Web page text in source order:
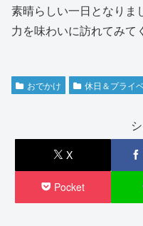
素晴らしい一日となりま
力を味わいに訪れてみて
おでかけ 休日＆プライ
X
Pocket